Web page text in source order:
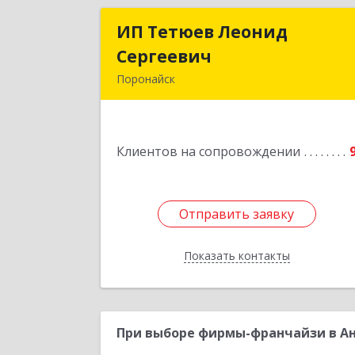
ИП Тетюев Леонид
Сергеевич
Поронайск
Клиентов на сопровождении
Отправить заявку
Показать контакты
ИП Тетюев Леонид
Отправить заявку
Назад
При выборе фирмы-франчайзи в